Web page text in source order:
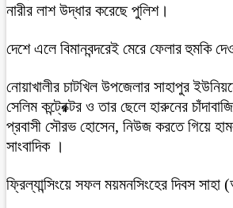
নারীর লাশ উদ্ধার করেছে পুলিশ।
দেশে এলে বিমানবন্দরেই মেরে ফেলার হুমকি
নোয়াখালীর চাটখিল উপজেলার সাহাপুর
সেলিম কন্ট্রেক্টর ও তার ছেলে হারুনের
প্রবাসী সৌরভ হোসেন, নিউজ করতে গিয়ে
সাংবাদিক ।
ফ্রিল্যান্সিংয়ে সফল ময়মনসিংহের দিবস